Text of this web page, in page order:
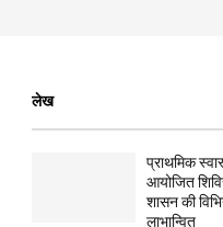
लेख
प्राथमिक
आयोजित
शासन की
लाभान्वित